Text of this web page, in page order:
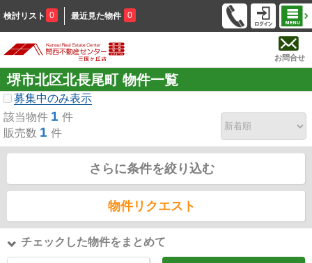
検討リスト 0 最近見た物件 0
お問合せ
堺市北区北長尾町 物件一覧
募集中のみ表示
該当物件 1 件
販売数 1 件
さらに条件を絞り込む
物件リクエスト
チェックした物件をまとめて